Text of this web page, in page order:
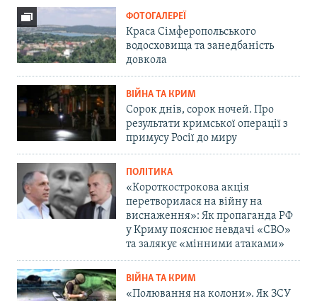
ФОТОГАЛЕРЕЇ
Краса Сімферопольського
водосховища та занедбаність
довкола
ВІЙНА ТА КРИМ
Сорок днів, сорок ночей. Про
результати кримської операції з
примусу Росії до миру
ПОЛІТИКА
«Короткострокова акція
перетворилася на війну на
виснаження»: Як пропаганда РФ
у Криму пояснює невдачі «СВО»
та залякує «мінними атаками»
ВІЙНА ТА КРИМ
«Полювання на колони». Як ЗСУ